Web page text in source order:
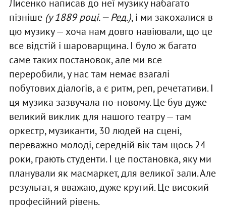
Лисенко написав до неї музику набагато
пізніше (у 1889 році. — Ред.), і ми закохалися в
цю музику — хоча нам довго навіювали, що це
все відстій і шароварщина. І було ж багато
саме таких постановок, але ми все
переробили, у нас там немає взагалі
побутових діалогів, а є ритм, реп, речетативи. І
ця музика зазвучала по-новому. Це був дуже
великий виклик для нашого театру — там
оркестр, музиканти, 30 людей на сцені,
переважно молоді, середній вік там щось 24
роки, грають студенти. І це постановка, яку ми
планували як масмаркет, для великої зали. Але
результат, я вважаю, дуже крутий. Це високий
професійний рівень.